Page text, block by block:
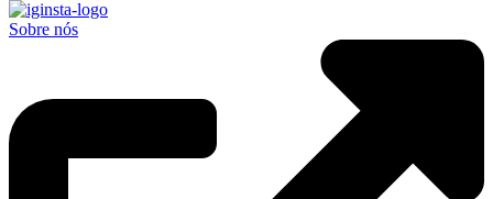
Sobre nós